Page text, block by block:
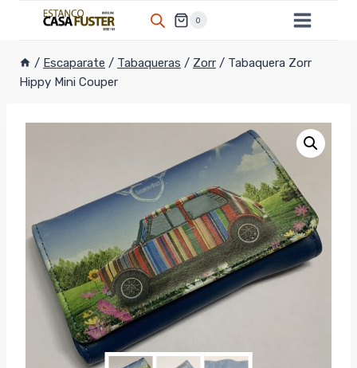
0
/ Escaparate / Tabaqueras / Zorr / Tabaquera Zorr
Hippy Mini Couper